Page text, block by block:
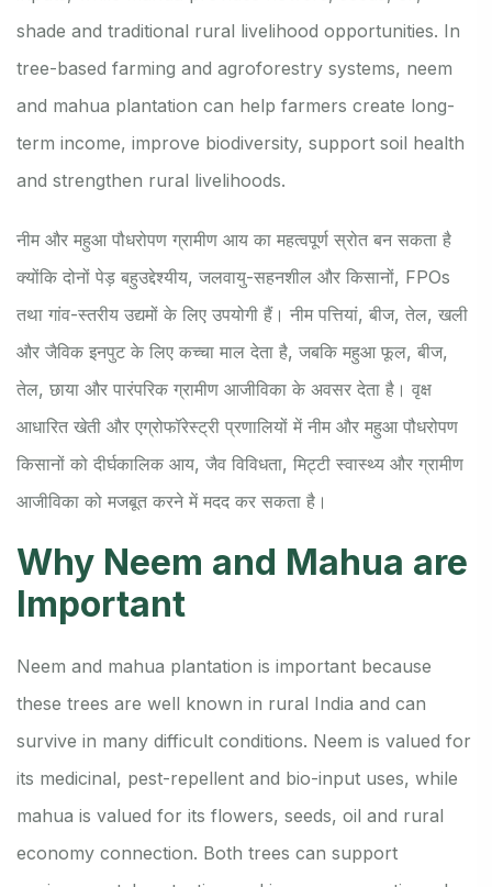
shade and traditional rural livelihood opportunities. In
tree-based farming and agroforestry systems, neem
and mahua plantation can help farmers create long-
term income, improve biodiversity, support soil health
and strengthen rural livelihoods.
नीम और महुआ पौधरोपण ग्रामीण आय का महत्वपूर्ण स्रोत बन सकता है
क्योंकि दोनों पेड़ बहुउद्देश्यीय, जलवायु-सहनशील और किसानों, FPOs
तथा गांव-स्तरीय उद्यमों के लिए उपयोगी हैं। नीम पत्तियां, बीज, तेल, खली
और जैविक इनपुट के लिए कच्चा माल देता है, जबकि महुआ फूल, बीज,
तेल, छाया और पारंपरिक ग्रामीण आजीविका के अवसर देता है। वृक्ष
आधारित खेती और एग्रोफॉरेस्ट्री प्रणालियों में नीम और महुआ पौधरोपण
किसानों को दीर्घकालिक आय, जैव विविधता, मिट्टी स्वास्थ्य और ग्रामीण
आजीविका को मजबूत करने में मदद कर सकता है।
Why Neem and Mahua are
Important
Neem and mahua plantation is important because
these trees are well known in rural India and can
survive in many difficult conditions. Neem is valued for
its medicinal, pest-repellent and bio-input uses, while
mahua is valued for its flowers, seeds, oil and rural
economy connection. Both trees can support